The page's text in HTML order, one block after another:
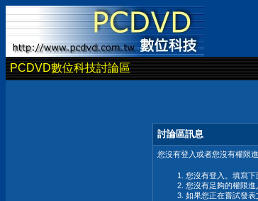
PCDVD數位科技討論區
討論區訊息
您沒有登入或者您沒有權限
您沒有登入。填寫下
您沒有足夠的權限
如果您正在嘗試發表